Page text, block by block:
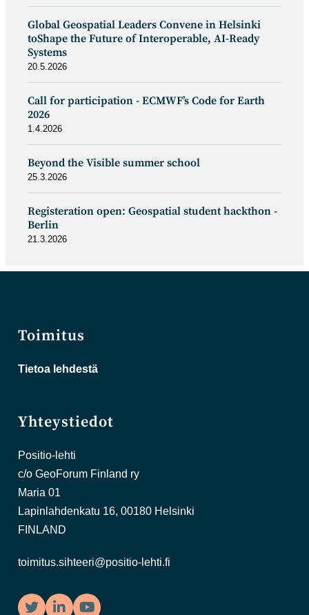
Global Geospatial Leaders Convene in Helsinki
toShape the Future of Interoperable, AI-Ready
Systems
20.5.2026
Call for participation - ECMWF’s Code for Earth
2026
1.4.2026
Beyond the Visible summer school
25.3.2026
Registeration open: Geospatial student hackthon -
Berlin
21.3.2026
Toimitus
Tietoa lehdestä
Yhteystiedot
Positio-lehti
c/o GeoForum Finland ry
Maria 01
Lapinlahdenkatu 16, 00180 Helsinki
FINLAND
toimitus.sihteeri@positio-lehti.fi
TwitterLinkedInYouTube